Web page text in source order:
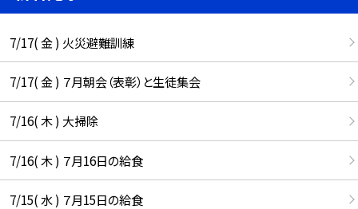
7/17( 金 ) 火災避難訓練
7/17( 金 ) ７月朝会（表彰）と生徒集会
7/16( 木 ) 大掃除
7/16( 木 ) ７月16日の給食
7/15( 水 ) ７月15日の給食